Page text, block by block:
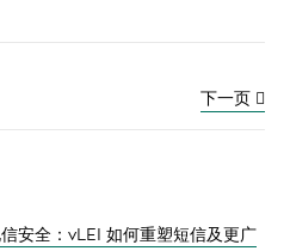
下一页
安全：vLEI 如何重塑短信及更广